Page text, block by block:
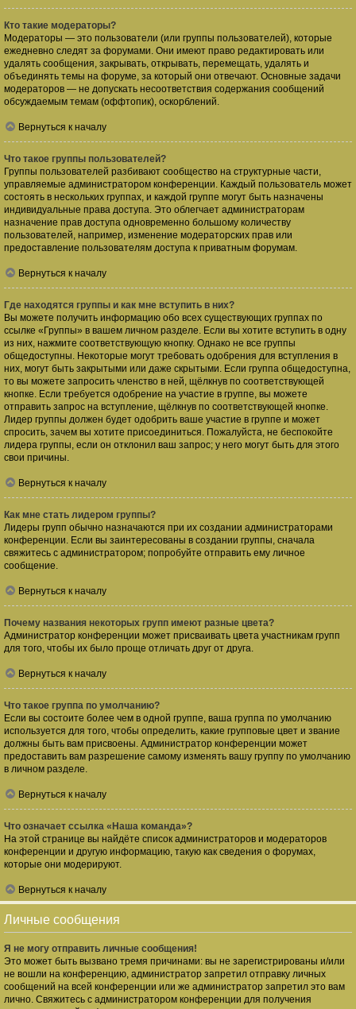
Кто такие модераторы?
Модераторы — это пользователи (или группы пользователей), которые
ежедневно следят за форумами. Они имеют право редактировать или
удалять сообщения, закрывать, открывать, перемещать, удалять и
объединять темы на форуме, за который они отвечают. Основные задачи
модераторов — не допускать несоответствия содержания сообщений
обсуждаемым темам (оффтопик), оскорблений.
Вернуться к началу
Что такое группы пользователей?
Группы пользователей разбивают сообщество на структурные части,
управляемые администратором конференции. Каждый пользователь может
состоять в нескольких группах, и каждой группе могут быть назначены
индивидуальные права доступа. Это облегчает администраторам
назначение прав доступа одновременно большому количеству
пользователей, например, изменение модераторских прав или
предоставление пользователям доступа к приватным форумам.
Вернуться к началу
Где находятся группы и как мне вступить в них?
Вы можете получить информацию обо всех существующих группах по
ссылке «Группы» в вашем личном разделе. Если вы хотите вступить в одну
из них, нажмите соответствующую кнопку. Однако не все группы
общедоступны. Некоторые могут требовать одобрения для вступления в
них, могут быть закрытыми или даже скрытыми. Если группа общедоступна,
то вы можете запросить членство в ней, щёлкнув по соответствующей
кнопке. Если требуется одобрение на участие в группе, вы можете
отправить запрос на вступление, щёлкнув по соответствующей кнопке.
Лидер группы должен будет одобрить ваше участие в группе и может
спросить, зачем вы хотите присоединиться. Пожалуйста, не беспокойте
лидера группы, если он отклонил ваш запрос; у него могут быть для этого
свои причины.
Вернуться к началу
Как мне стать лидером группы?
Лидеры групп обычно назначаются при их создании администраторами
конференции. Если вы заинтересованы в создании группы, сначала
свяжитесь с администратором; попробуйте отправить ему личное
сообщение.
Вернуться к началу
Почему названия некоторых групп имеют разные цвета?
Администратор конференции может присваивать цвета участникам групп
для того, чтобы их было проще отличать друг от друга.
Вернуться к началу
Что такое группа по умолчанию?
Если вы состоите более чем в одной группе, ваша группа по умолчанию
используется для того, чтобы определить, какие групповые цвет и звание
должны быть вам присвоены. Администратор конференции может
предоставить вам разрешение самому изменять вашу группу по умолчанию
в личном разделе.
Вернуться к началу
Что означает ссылка «Наша команда»?
На этой странице вы найдёте список администраторов и модераторов
конференции и другую информацию, такую как сведения о форумах,
которые они модерируют.
Вернуться к началу
Личные сообщения
Я не могу отправить личные сообщения!
Это может быть вызвано тремя причинами: вы не зарегистрированы и/или
не вошли на конференцию, администратор запретил отправку личных
сообщений на всей конференции или же администратор запретил это вам
лично. Свяжитесь с администратором конференции для получения